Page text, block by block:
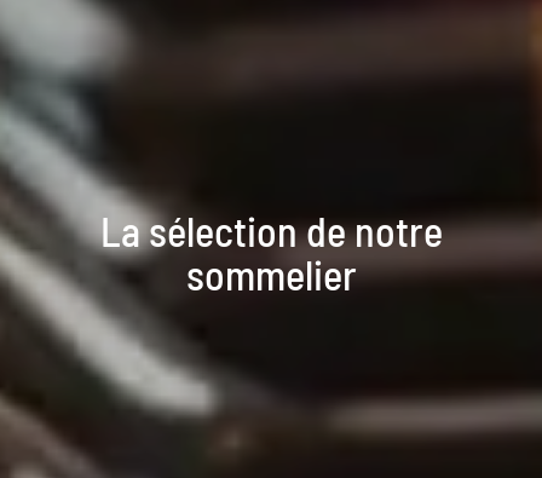
La sélection de notre
sommelier